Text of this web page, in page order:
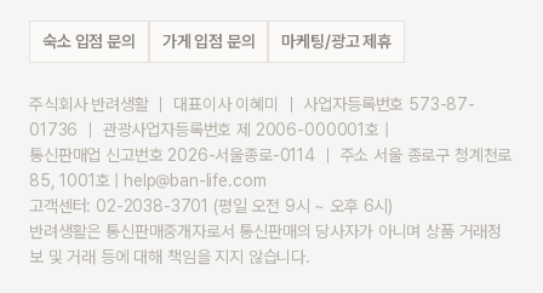
숙소 입점 문의 가게 입점 문의 마케팅/광고 제휴
주식회사 반려생활 ｜ 대표이사 이혜미 ｜ 사업자등록번호 573-87-
01736 ｜ 관광사업자등록번호 제 2006-000001호 |
통신판매업 신고번호 2026-서울종로-0114 ｜ 주소 서울 종로구 청계천로
85, 1001호 | help@ban-life.com
고객센터: 02-2038-3701 (평일 오전 9시 ~ 오후 6시)
반려생활은 통신판매중개자로서 통신판매의 당사자가 아니며 상품 거래정
보 및 거래 등에 대해 책임을 지지 않습니다.